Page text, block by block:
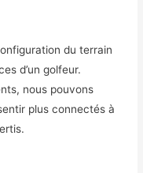
du terrain
d’un golfeur.
nous pouvons
plus connectés à